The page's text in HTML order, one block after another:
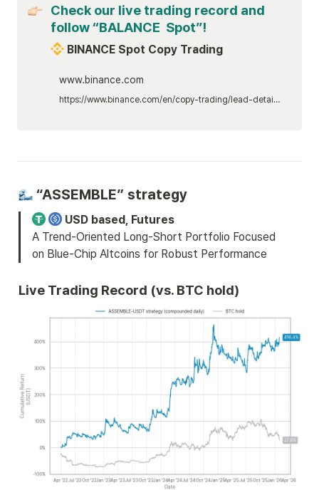
Check our live trading record and
follow “BALANCE  Spot”!
BINANCE Spot Copy Trading
www.binance.com
https://www.binance.com/en/copy-trading/lead-details/4718514024673879809?timeRange=90D
“ASSEMBLE” strategy
USD based, Futures
A Trend-Oriented Long-Short Portfolio Focused
on Blue-Chip Altcoins for Robust Performance
Live Trading Record (vs. BTC hold)